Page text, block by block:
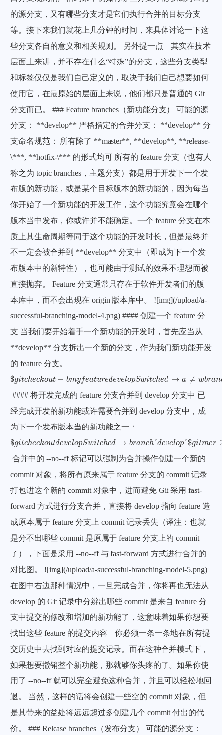
的源分支，又有哪些分支才是它们执行合并的目标分支
等。接下来我们就花上几分钟的时间，来具体讨论一下这
些分支各自的意义和相关规则。 另外提一点，其实在技术
层面上来讲，并不存在什么“特殊”的分支，这些分支类型
和标签仅仅是我们自己定义的，取决于我们自己想要如何
使用它，在最原始的层面上来说，他们都只是普通的 Git
分支而已。 ### Feature branches（新功能分支） 可能的源
分支： **develop** 严格指定的合并分支： **develop** 分
支命名规范： 所有除了 **master**, **develop**, **release-
\***, **hotfix-\*** 的形式均可 所有的 feature 分支（也有人
称之为 topic branches，主题分支）都是用于开发下一个发
布版的新功能，或是某个目标版本的新功能的，因为每当
你开始了一个新功能的开发工作，这个功能究竟会在哪个
版本当中发布，你或许并不能确定。一个 feature 分支在本
质上其生命周期等同于这个功能的开发时长，但是最终并
不一定会被合并到 **develop** 分支中（即成为下一个发
布版本中的新特性），也可能由于测试的效果不理想而被
直接抛弃。 Feature 分支通常只存在于软件开发者们的版
本库中，而不会出现在 origin 版本库中。 ![img](/upload/a-
successful-branching-model-4.png) #### 创建一个 feature 分
支 当我们要开始着手一个新功能的开发时，首先应当从
**develop** 分支拆出一个新的分支，作为我们新功能开发
的 feature 分支。
$gitcheckout − bmyfeaturedevelopSwitched → a ≠ wbran
$ itc he o b f re ev p t ed →a ≠ br n myfeature
#### 将开发完成的 feature 分支合并到 develop 分支中 已
经完成开发的新功能或许需要合并到 develop 分支中，成
为下一个发布版本当的新功能之一：
$gitcheckoutdevelopSwitched → branch'develop' $gitmer
$ itc he o de v p wi he d→ b n h el o p′ tm r≥- no y
合并中的 --no--ff 标记可以强制为合并操作创建一个新的
commit 对象，将所有原来属于 feature 分支的 commit 记录
打包进这个新的 commit 对象中，进而避免 Git 采用 fast-
forward 方式进行分支合并，直接将 develop 指向 feature 造
成原本属于 feature 分支上 commit 记录丢失（译注：也就
是分不出哪些 commit 是原属于 feature 分支上的 commit
了），下面是采用 --no--ff 与 fast-forward 方式进行合并的
对比图。 ![img](/upload/a-successful-branching-model-5.png)
在图中右边那种情况中，一旦完成合并，你将再也无法从
develop 的 Git 记录中分辨出哪些 commit 是来自 feature 分
支中提交的修改和增加的新功能了，这意味着如果你想要
找出这些 feature 的提交内容，你必须一条一条地在所有提
交历史中去找到对应的提交记录。而在这种合并模式下，
如果想要撤销整个新功能，那就够你头疼的了。如果你使
用了 --no--ff 就可以完全避免这种合并，并且可以轻松地回
退。 当然，这样的话将会创建一些空的 commit 对象，但
是其带来的益处将远远超过多创建几个 commit 付出的代
价。 ### Release branches（发布分支） 可能的源分支：